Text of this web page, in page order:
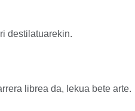
destilatuarekin.
librea da, lekua bete arte.